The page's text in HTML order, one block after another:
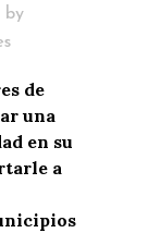
by
de
una
en su
a